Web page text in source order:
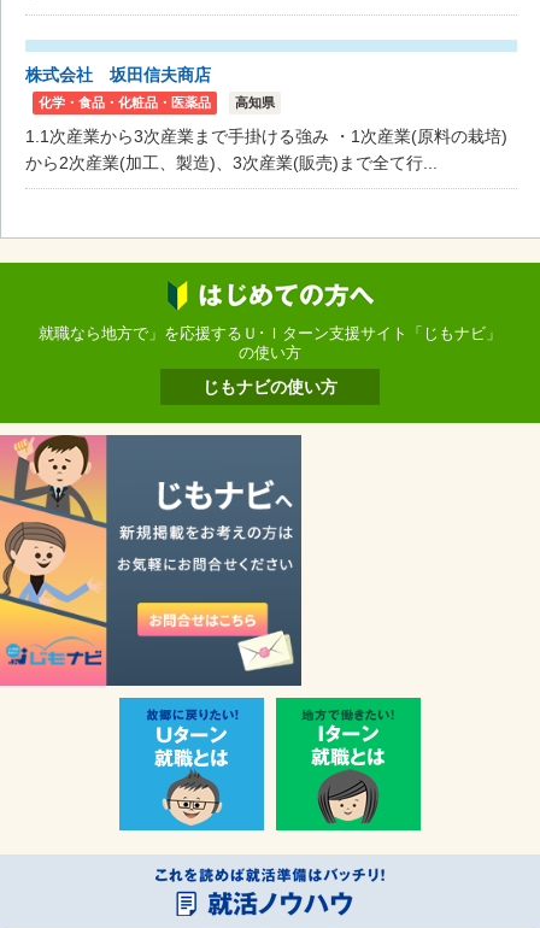
株式会社 坂田信夫商店
化学・食品・化粧品・医薬品 高知県
1.1次産業から3次産業まで手掛ける強み ・1次産業(原料の栽培)
から2次産業(加工、製造)、3次産業(販売)まで全て行...
就職なら地方で」を応援するＵ･Ｉターン支援サイト「じもナビ」
の使い方
じもナビの使い方